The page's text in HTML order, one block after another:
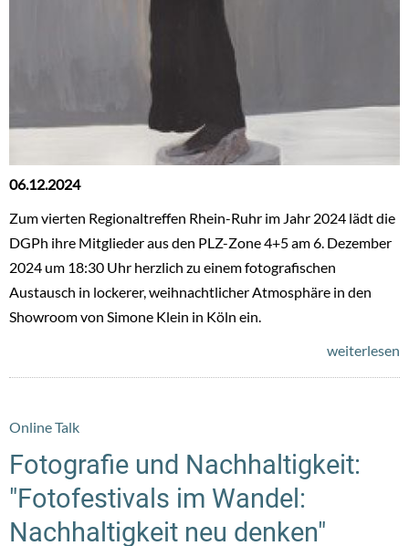
06.12.2024
Zum vierten Regionaltreffen Rhein-Ruhr im Jahr 2024 lädt die
DGPh ihre Mitglieder aus den PLZ-Zone 4+5 am 6. Dezember
2024 um 18:30 Uhr herzlich zu einem fotografischen
Austausch in lockerer, weihnachtlicher Atmosphäre in den
Showroom von Simone Klein in Köln ein.
weiterlesen
Online Talk
Fotografie und Nachhaltigkeit:
"Fotofestivals im Wandel:
Nachhaltigkeit neu denken"